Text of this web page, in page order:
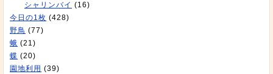
シャリンバイ (16)
今日の1枚 (428)
野鳥 (77)
蛾 (21)
蝶 (20)
園地利用 (39)